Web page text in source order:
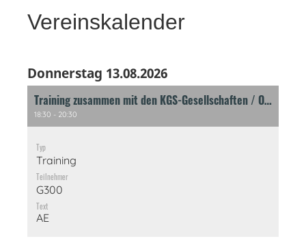
Vereinskalender
Donnerstag 13.08.2026
Training zusammen mit den KGS-Gesellschaften / OAMM
18:30 - 20:30
Typ
Training
Teilnehmer
G300
Text
AE